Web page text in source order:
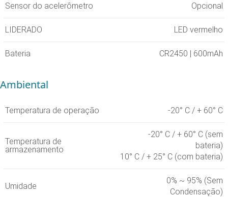
Sensor do acelerômetro Opcional
LIDERADO LED vermelho
Bateria CR2450 | 600mAh
Ambiental
Temperatura de operação -20° C / + 60° C
Temperatura de
armazenamento
-20° C / + 60° C (sem
bateria)
10° C / + 25° C (com bateria)
Umidade
0% ~ 95% (Sem
Condensação)